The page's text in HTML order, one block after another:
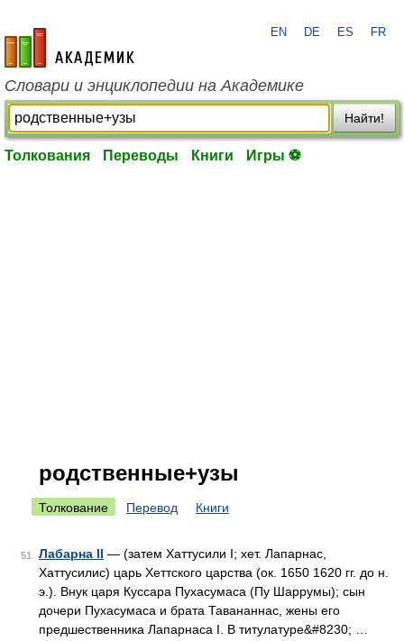
academic.ru
EN DE ES FR
Словари и энциклопедии на Академике
Найти!
Толкования Переводы Книги Игры ⚽
родственные+узы
Толкование Перевод Книги
51 Лабарна II — (затем Хаттусили I; хет. Лапарнас,
Хаттусилис) царь Хеттского царства (ок. 1650 1620 гг. до н.
э.). Внук царя Куссара Пухасумаса (Пу Шаррумы); сын
дочери Пухасумаса и брата Тавананнас, жены его
предшественника Лапарнаса I. В титулатуре&#8230; …